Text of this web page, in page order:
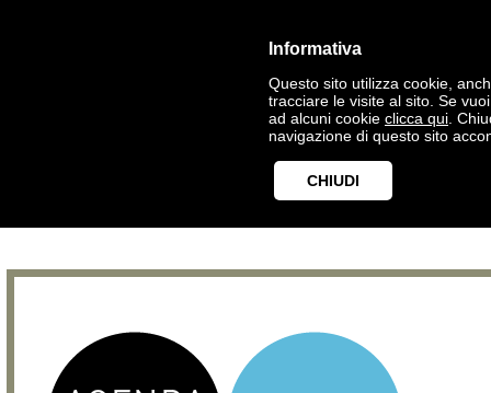
Informativa
Questo sito utilizza cookie,
tracciare le visite al sito. Se
ad alcuni cookie clicca qui .
navigazione di questo sito
CHIUDI